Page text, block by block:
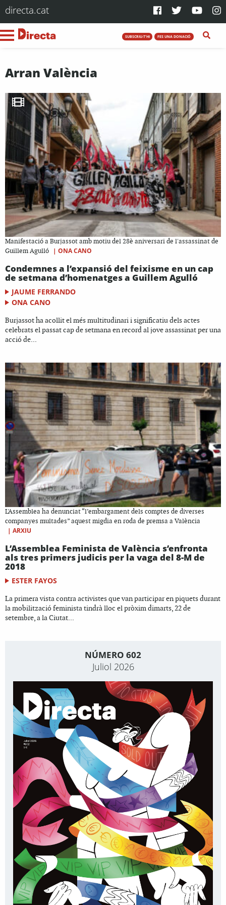
directa.cat
SUBSCRIU-T'HI FES UNA DONACIÓ
Arran València
Manifestació a Burjassot amb motiu del 28è aniversari de l'assassinat de
Guillem Agulló
| ONA CANO
Condemnes a l’expansió del feixisme en un cap
de setmana d’homenatges a Guillem Agulló
JAUME FERRANDO
ONA CANO
Burjassot ha acollit el més multitudinari i significatiu dels actes
celebrats el passat cap de setmana en record al jove assassinat per una
acció de...
L'Assemblea ha denunciat “l’embargament dels comptes de diverses
companyes multades” aquest migdia en roda de premsa a València
| ARXIU
L’Assemblea Feminista de València s’enfronta
als tres primers judicis per la vaga del 8-M de
2018
ESTER FAYOS
La primera vista contra activistes que van participar en piquets durant
la mobilització feminista tindrà lloc el pròxim dimarts, 22 de
setembre, a la Ciutat...
NÚMERO 602
Juliol 2026